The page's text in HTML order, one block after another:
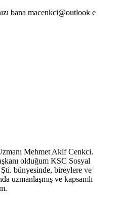
bana macenkci@outlook e
Mehmet Akif Cenkci.
olduğum KSC Sosyal
bünyesinde, bireylere ve
uzmanlaşmış ve kapsamlı